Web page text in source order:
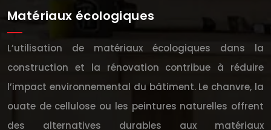
Matériaux écologiques
L’utilisation de matériaux écologiques dans la
construction et la rénovation contribue à réduire
l’impact environnemental du bâtiment. Le chanvre, la
ouate de cellulose ou les peintures naturelles offrent
des alternatives durables aux matériaux